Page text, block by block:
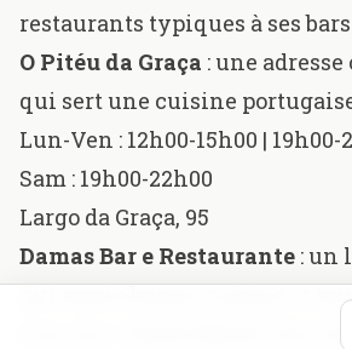
restaurants typiques à ses
O Pitéu da Graça : une
qui sert une cuisine
Lun-Ven : 12h00-15h00 | 19h00-
Sam : 19h00-22h00
Largo da Graça, 95
Damas Bar e Restaurante : un
qui marie bonne cuisine et
Lun-Jeu : 12h00-00h00 | Ven-